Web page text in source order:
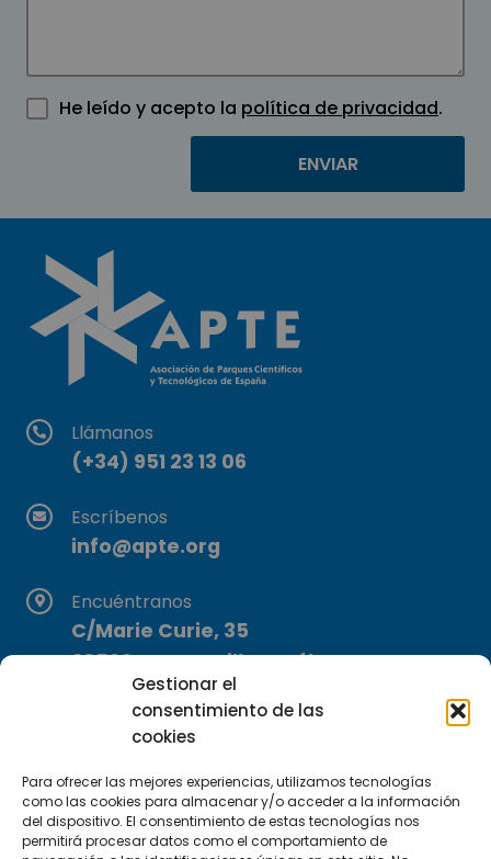
Gestionar el
consentimiento de las
cookies
Para ofrecer las mejores experiencias, utilizamos tecnologías
como las cookies para almacenar y/o acceder a la información
del dispositivo. El consentimiento de estas tecnologías nos
permitirá procesar datos como el comportamiento de
He leído y acepto la política de privacidad.
Llámanos
(+34) 951 23 13 06
Escríbenos
info@apte.org
Encuéntranos
C/Marie Curie, 35
29590 Campanillas, Málaga
Suscríbete a nuestra Newsletter